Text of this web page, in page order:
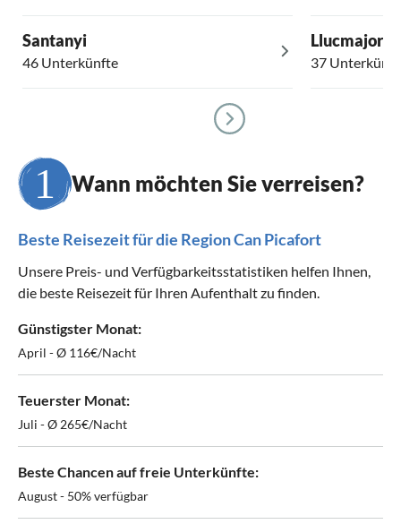
Santanyi
46 Unterkünfte
Llucmajor
37
Wann möchten Sie verreisen?
Beste Reisezeit für die Region Can Picafort
Unsere Preis- und Verfügbarkeitsstatistiken helfen Ihnen,
die beste Reisezeit für Ihren Aufenthalt zu finden.
Günstigster Monat:
April - Ø 116€/Nacht
Teuerster Monat:
Juli - Ø 265€/Nacht
Beste Chancen auf freie Unterkünfte:
August - 50% verfügbar